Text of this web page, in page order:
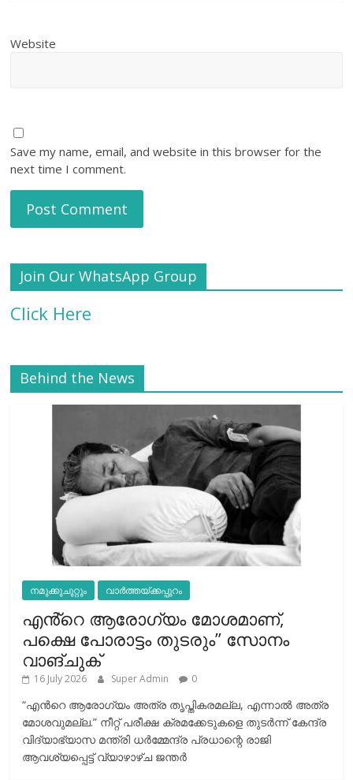
Website
Save my name, email, and website in this browser for the
next time I comment.
Join Our WhatsApp Group
Click Here
Behind the News
നമുക്കുചുറ്റും വാർത്തയ്ക്കപ്പുറം
എൻ്റെ ആരോഗ്യം മോശമാണ്,
പക്ഷെ പോരാട്ടം തുടരും” സോനം
വാങ്ചുക്
16 July 2026 Super Admin 0
“എന്‍റെ ആരോഗ്യം അത്ര തൃപ്തികരമല്ല, എന്നാൽ അത്ര
മോശവുമല്ല.” നീറ്റ് പരീക്ഷ ക്രമക്കേടുകളെ തുടർന്ന് കേന്ദ്ര
വിദ്യാഭ്യാസ മന്ത്രി ധർമ്മേന്ദ്ര പ്രധാന്റെ രാജി
ആവശ്യപ്പെട്ട് വ്യാഴാഴ്ച ജന്തർ